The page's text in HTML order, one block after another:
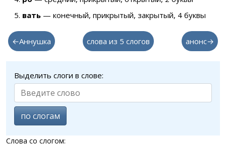
вать — конечный, прикрытый, закрытый, 4 буквы
←Аннушка слова из 5 слогов анонс→
Выделить слоги в слове:
по слогам
Слова со слогом: